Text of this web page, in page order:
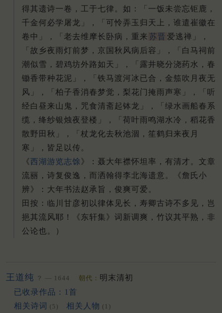
得其遗诗一卷，工于七律。 如：「一饭未尝忘钜鹿，
千金何必学屠龙」，「可怜弄玉归天上，谁遣崔徽在
卷中」，「老去维摩长卧病，重来 苏晋 爱逃禅」，
「故乡夜雨灯前梦，京国秋风病后容」，「白马祠前
潮似雪，碧鸡坊外路如天」，「露井晓分浇药水，春
锄香带种花泥」，「铁马渡河冰已合，金笳吹月夜无
风」，「柏子香消春梦觉，梨花门掩雨声寒」，「听
经白昼来山鬼，咒食清斋起钵龙」，「绿水画船春系
缆，绛纱银烛夜登楼」，「荷叶雨鸣湖水冷，稻花香
散野田秋」，「杖龙化去秋池涸，笙鹤归来夜月
寒」，皆足以传。
《西湖游览志馀》：聂大年襟怀坦率，有清才。 文章
流丽，诗复俊逸，而洒翰得李北海遗意。
《詹氏小
辨》：大年书法赵承旨，俊爽可爱。
田按：临川甘彦初以律体见长，寿卿古诗不多见，岂
挹其流风耶！
《东轩集》词新调爽，竹议其平熟，非
公论也。）
王道纯 ？ — 1644 朝代： 明末清初
已收录作品：1首
相关诗词 (5) 相关人物 (1)